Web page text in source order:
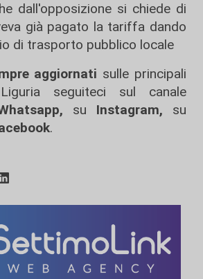
dall'opposizione si chiede di
già pagato la tariffa dando
di trasporto pubblico locale
aggiornati sulle principali
seguiteci sul canale
su Instagram, su
.